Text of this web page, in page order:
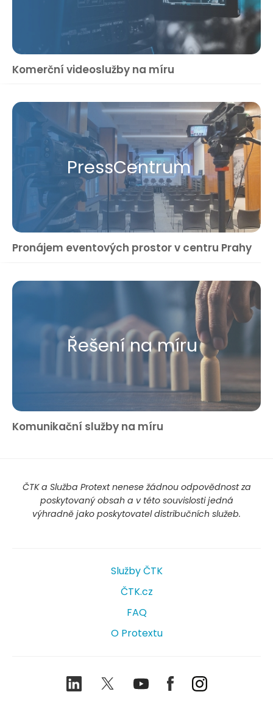
Komerční videoslužby na míru
Press​Centrum
Pronájem eventových prostor v centru Prahy
Řešení na míru
Komunikační služby na míru
ČTK a Služba Protext nenese žádnou odpovědnost za
poskytovaný obsah a v této souvislosti jedná
výhradně jako poskytovatel distribučních služeb.
Služby ČTK
ČTK.cz
FAQ
O Protextu
LinkedIn TwitterYoutubeFacebookInstagram